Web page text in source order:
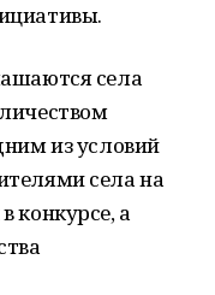
села
из условий
села на
конкурсе, а